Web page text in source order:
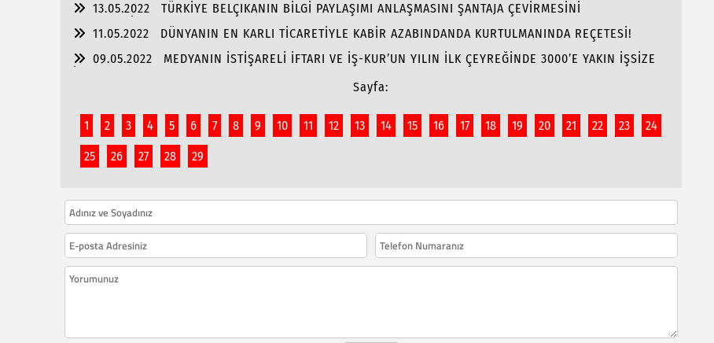
13.05.2022
TÜRKİYE BELÇIKANIN BİLGİ PAYLAŞIMI ANLAŞMASINI ŞANTAJA ÇEVİRMESİNİ
11.05.2022
DÜNYANIN EN KARLI TİCARETİYLE KABİR AZABINDANDA KURTULMANINDA REÇETESİ!
09.05.2022
MEDYANIN İSTİŞARELİ İFTARI VE İŞ-KUR’UN YILIN İLK ÇEYREĞİNDE 3000’E YAKIN İŞSİZE
Sayfa:
1 2 3 4 5 6 7 8 9 10 11 12 13 14 15 16 17 18 19 20 21 22 23 24
25 26 27 28 29